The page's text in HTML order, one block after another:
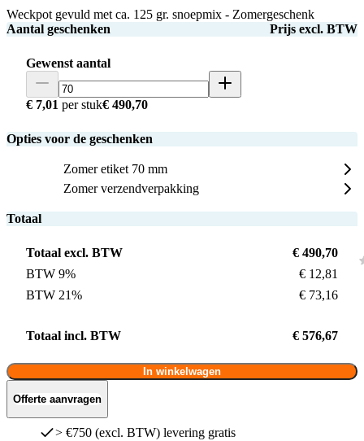
Weckpot gevuld met ca. 125 gr. snoepmix - Zomergeschenk
Aantal geschenken
Prijs excl. BTW
Gewenst aantal
€ 7,01 per stuk€ 490,70
Opties voor de geschenken
Zomer etiket 70 mm
Zomer verzendverpakking
Totaal
Totaal excl. BTW
€ 490,70
BTW 9%
€ 12,81
BTW 21%
€ 73,16
Totaal incl. BTW € 576,67
In winkelwagen
Offerte aanvragen
> €750 (excl. BTW) levering gratis